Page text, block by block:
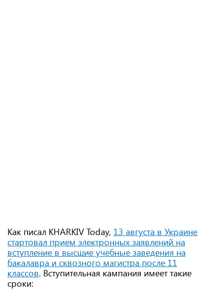
Как писал KHARKIV Today, 13 августа в Украине
стартовал прием электронных заявлений на
вступление в высшие учебные заведения на
бакалавра и сквозного магистра после 11
классов. Вступительная кампания имеет такие
сроки: